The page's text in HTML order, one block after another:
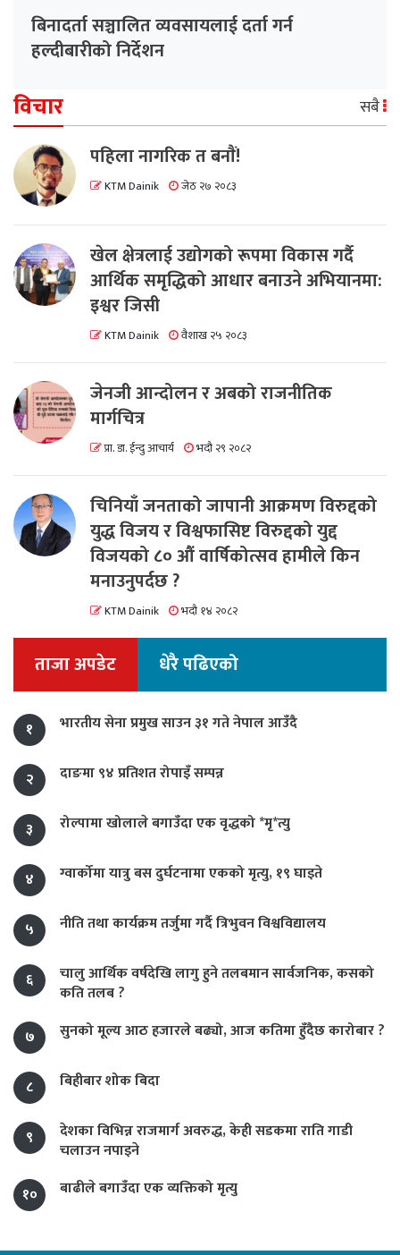
बिनादर्ता सञ्चालित व्यवसायलाई दर्ता गर्न
हल्दीबारीको निर्देशन
विचार सबै
पहिला नागरिक त बनाैं!
KTM Dainik जेठ २७ २०८३
खेल क्षेत्रलाई उद्योगको रूपमा विकास गर्दै
आर्थिक समृद्धिको आधार बनाउने अभियानमा:
इश्वर जिसी
KTM Dainik वैशाख २५ २०८३
जेनजी आन्दोलन र अबको राजनीतिक
मार्गचित्र
प्रा. डा. ईन्दु आचार्य भदौ २९ २०८२
चिनियाँ जनताको जापानी आक्रमण विरुद्दको
युद्ध विजय र विश्वफासिष्ट विरुद्दको युद्द
विजयको ८० औं वार्षिकोत्सव हामीले किन
मनाउनुपर्दछ ?
KTM Dainik भदौ १४ २०८२
ताजा अपडेट धेरै पढिएको
१ भारतीय सेना प्रमुख साउन ३१ गते नेपाल आउँदै
२ दाङमा ९४ प्रतिशत रोपाइँ सम्पन्न
३ रोल्पामा खोलाले बगाउँदा एक वृद्धको *मृ*त्यु
४ ग्वार्कोमा यात्रु बस दुर्घटनामा एकको मृत्यु, १९ घाइते
५ नीति तथा कार्यक्रम तर्जुमा गर्दै त्रिभुवन विश्वविद्यालय
६
चालु आर्थिक वर्षदेखि लागु हुने तलबमान सार्वजनिक, कसको
कति तलब ?
७
सुनको मूल्य आठ हजारले बढ्यो, आज कतिमा हुँदैछ कारोबार ?
८ बिहीबार शोक बिदा
९
देशका विभिन्न राजमार्ग अवरुद्ध, केही सडकमा राति गाडी
चलाउन नपाइने
१०
बाढीले बगाउँदा एक व्यक्तिको मृत्यु